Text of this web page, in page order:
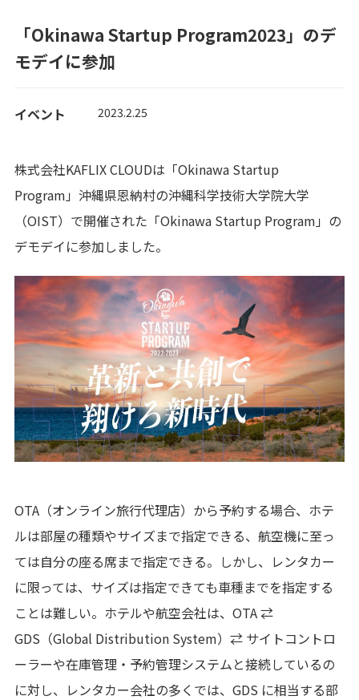
「Okinawa Startup Program2023」のデ
モデイに参加
イベント 2023.2.25
株式会社KAFLIX CLOUDは「Okinawa Startup
Program」沖縄県恩納村の沖縄科学技術大学院大学
（OIST）で開催された「Okinawa Startup Program」の
デモデイに参加しました。
OTA（オンライン旅行代理店）から予約する場合、ホテ
ルは部屋の種類やサイズまで指定できる、航空機に至っ
ては自分の座る席まで指定できる。しかし、レンタカー
に限っては、サイズは指定できても車種までを指定する
ことは難しい。ホテルや航空会社は、OTA ⇄
GDS（Global Distribution System）⇄ サイトコントロ
ーラーや在庫管理・予約管理システムと接続しているの
に対し、レンタカー会社の多くでは、GDS に相当する部